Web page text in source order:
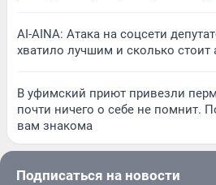
AI-AINA: Атака на соцсети
хватило лучшим и сколько стоит
В уфимский приют привезли
почти ничего о себе не помнит.
вам знакома
Подписаться на новости